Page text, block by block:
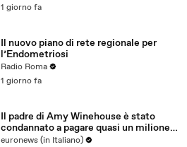
1 giorno fa
Il nuovo piano di rete regionale per
l’Endometriosi
Radio Roma
1 giorno fa
Il padre di Amy Winehouse è stato
condannato a pagare quasi un milione
di sterline alle amiche
euronews (in Italiano)